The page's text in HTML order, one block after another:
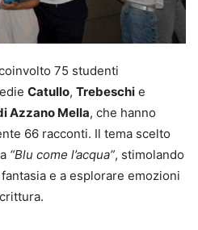
75 studenti
Catullo, Trebeschi e
Azzano Mella, che hanno
66 racconti. Il tema scelto
“Blu come l’acqua”, stimolando
e a esplorare emozioni